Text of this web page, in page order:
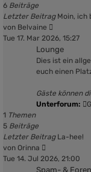
6 Beiträge
Letzter Beitrag Moin, ich
von Belvaine
Beitrag
Tue 17. Mar 2026, 15:27
Lounge
Dies ist ein
euch einen
Gäste können
Unterforum:
1 Themen
5 Beiträge
Letzter Beitrag La-hee!
von Orinna
Beitrag
Tue 14. Jul 2026, 21:00
Spam- &